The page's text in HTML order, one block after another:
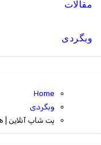
مقالات
وبگردی
Home
وبگردی
پت شاپ آنلاین |